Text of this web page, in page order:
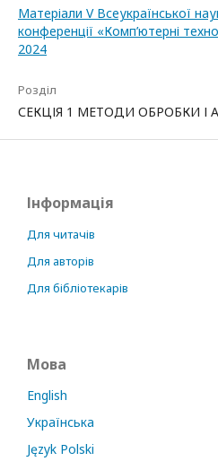
Матеріали V Всеукраїнської
конференції «Комп’ютерні
2024
Розділ
СЕКЦІЯ 1 МЕТОДИ ОБРОБКИ І
Інформація
Для читачів
Для авторів
Для бібліотекарів
Мова
English
Українська
Język Polski